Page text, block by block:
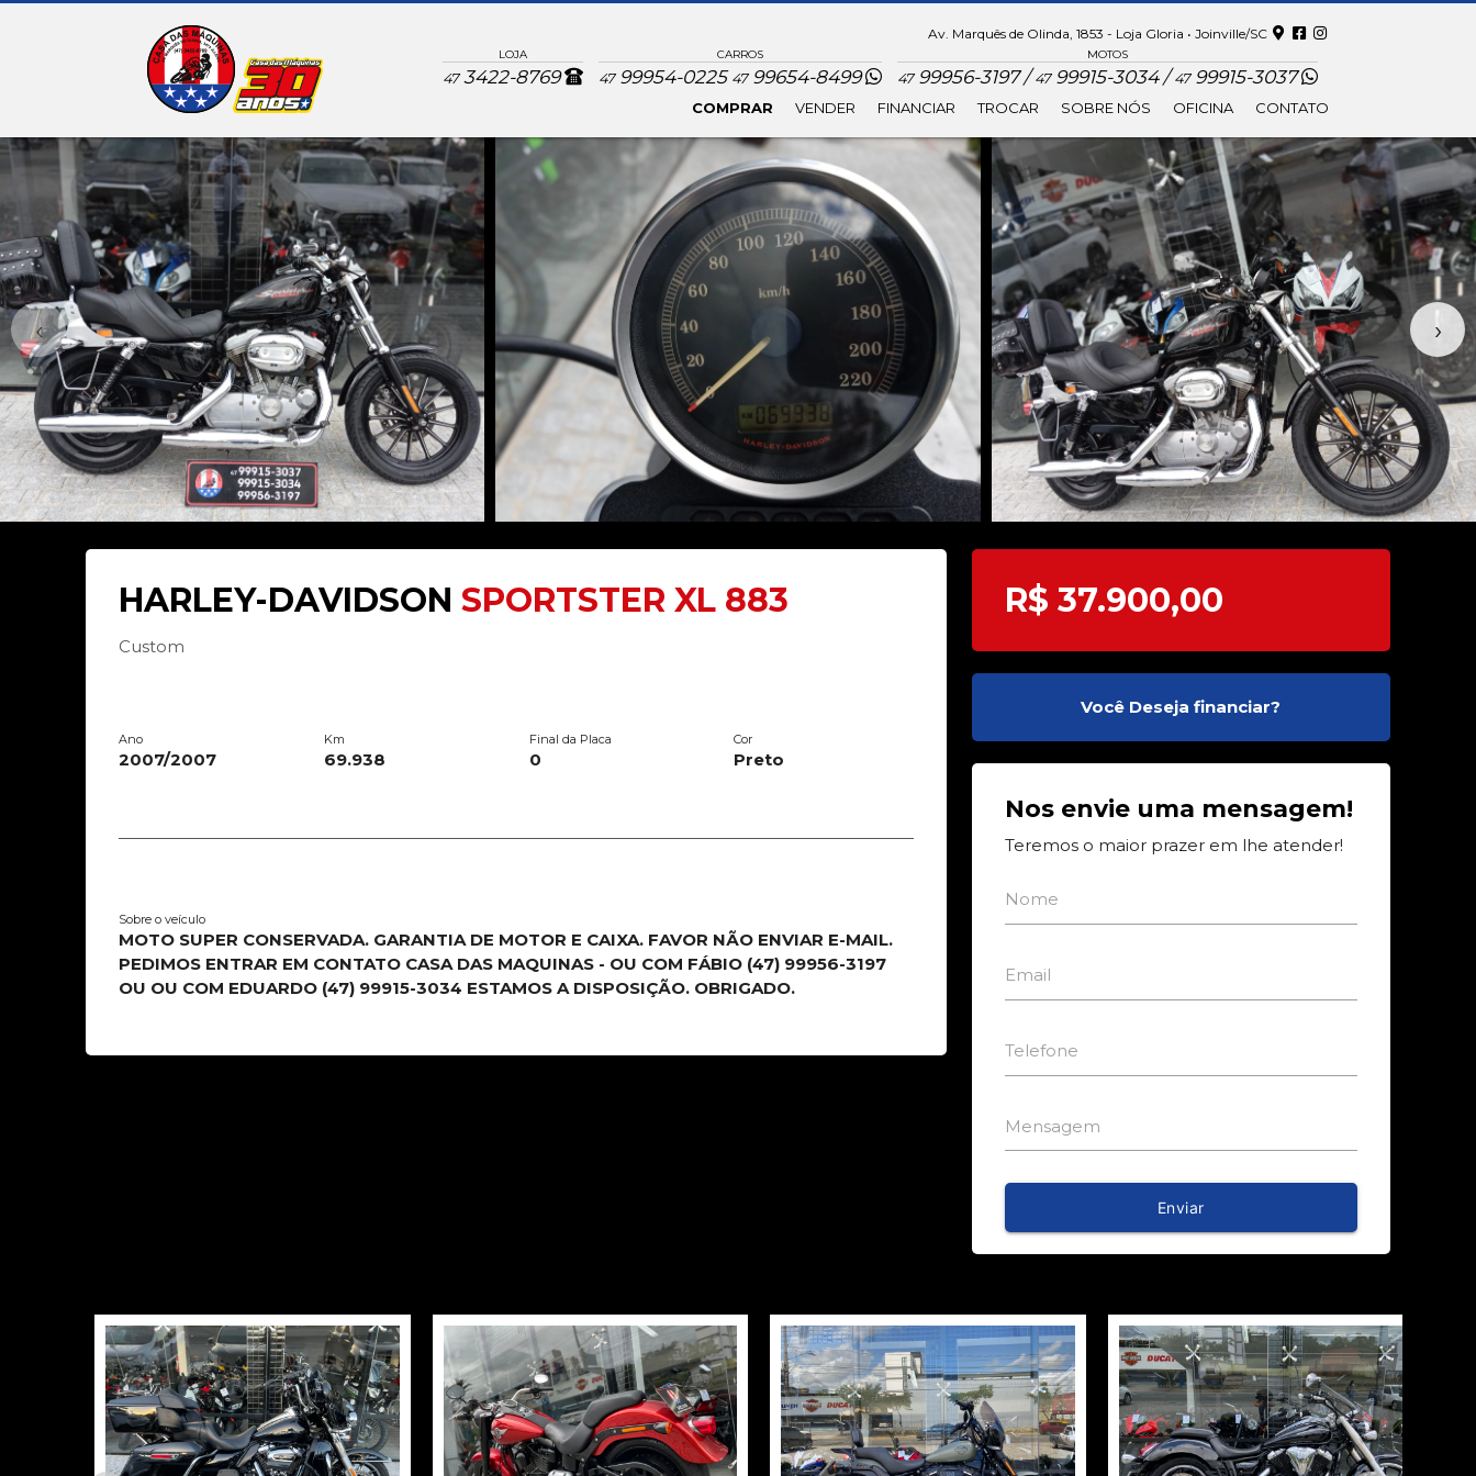
Av. Marquês de Olinda, 1853 - Loja Gloria • Joinville/SC
LOJA
473422-8769
CARROS
4799954-0225 4799654-8499
MOTOS
4799956-3197 /4799915-3034 /4799915-3037
COMPRAR VENDER FINANCIAR TROCAR SOBRE NÓS OFICINA CONTATO
‹ ›
HARLEY-DAVIDSONSPORTSTER XL 883
Custom
Ano
2007/2007
Km
69.938
Final da Placa
0
Cor
Preto
Sobre o veículo
MOTO SUPER CONSERVADA. GARANTIA DE MOTOR E CAIXA. FAVOR NÃO ENVIAR E-MAIL.
PEDIMOS ENTRAR EM CONTATO CASA DAS MAQUINAS - OU COM FÁBIO (47) 99956-3197
OU OU COM EDUARDO (47) 99915-3034 ESTAMOS A DISPOSIÇÃO. OBRIGADO.
R$ 37.900,00
Você Deseja financiar?
Nos envie uma mensagem!
Teremos o maior prazer em lhe atender!
Nome
Email
Telefone
Mensagem